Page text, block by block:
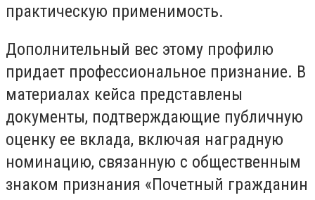
практическую применимость.
Дополнительный вес этому профилю
придает профессиональное признание. В
материалах кейса представлены
документы, подтверждающие публичную
оценку ее вклада, включая наградную
номинацию, связанную с общественным
знаком признания «Почетный гражданин